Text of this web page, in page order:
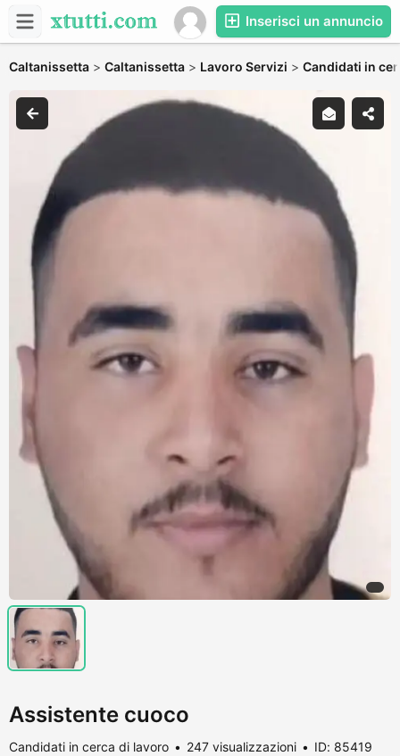
Inserisci un annuncio
Caltanissetta > Caltanissetta > Lavoro Servizi > Candidati in
Assistente cuoco
Candidati in cerca di lavoro 247 visualizzazioni ID: 85419